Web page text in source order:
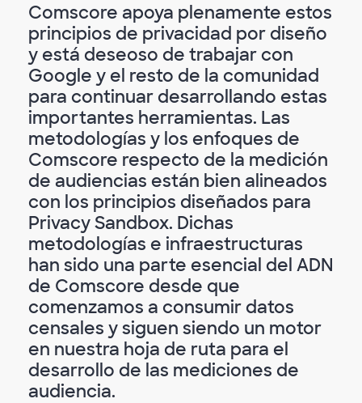
Comscore apoya plenamente estos
principios de privacidad por diseño
y está deseoso de trabajar con
Google y el resto de la comunidad
para continuar desarrollando estas
importantes herramientas. Las
metodologías y los enfoques de
Comscore respecto de la medición
de audiencias están bien alineados
con los principios diseñados para
Privacy Sandbox. Dichas
metodologías e infraestructuras
han sido una parte esencial del ADN
de Comscore desde que
comenzamos a consumir datos
censales y siguen siendo un motor
en nuestra hoja de ruta para el
desarrollo de las mediciones de
audiencia.